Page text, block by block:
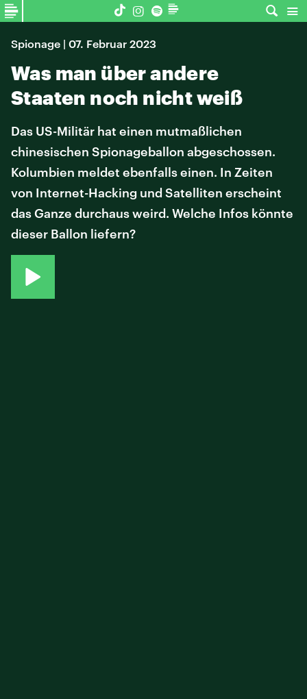
Spionage | 07. Februar 2023
Was man über andere
Staaten noch nicht weiß
Das US-Militär hat einen mutmaßlichen
chinesischen Spionageballon abgeschossen.
Kolumbien meldet ebenfalls einen. In Zeiten
von Internet-Hacking und Satelliten erscheint
das Ganze durchaus weird. Welche Infos könnte
dieser Ballon liefern?